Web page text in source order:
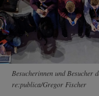
Besucherinnen und Besucher
re:publica/Gregor Fischer